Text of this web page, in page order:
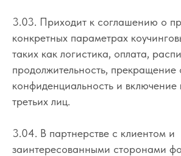
3.03. Приходит к соглашению о
конкретных параметрах
таких как логистика, оплата,
продолжительность,
конфиденциальность и включение
третьих лиц.
3.04. В партнерстве с клиентом и
заинтересованными сторонами